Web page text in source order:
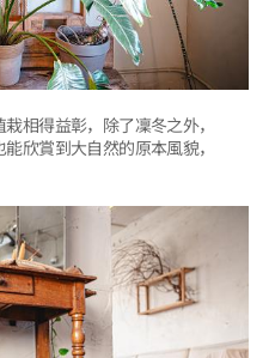
相得益彰，除了凜冬之外，
欣賞到大自然的原本風貌，